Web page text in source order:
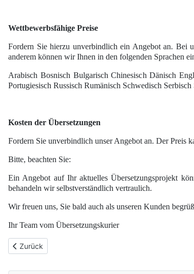
Wettbewerbsfähige Preise
Fordern Sie hierzu unverbindlich ein Angebot an. Bei
anderem können wir Ihnen in den folgenden Sprachen
Arabisch Bosnisch Bulgarisch Chinesisch Dänisch
Portugiesisch Russisch Rumänisch Schwedisch
Kosten der Übersetzungen
Fordern Sie unverbindlich unser Angebot an. Der Preis
Bitte, beachten Sie:
Ein Angebot auf Ihr aktuelles Übersetzungsprojekt
behandeln wir selbstverständlich vertraulich.
Wir freuen uns, Sie bald auch als unseren Kunden
Ihr Team vom Übersetzungskurier
Vorheriger Beitrag: Anfahrt
Zurück